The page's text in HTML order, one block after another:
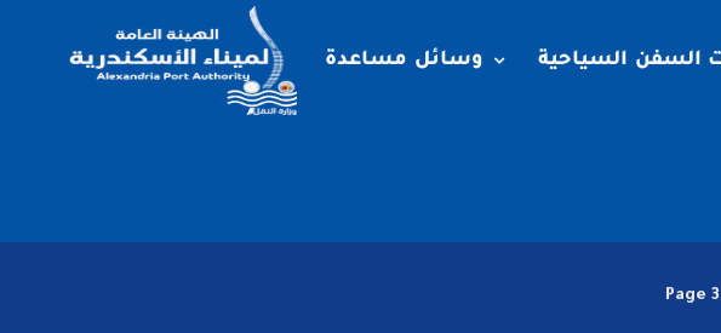
السفن السياحية وسائل مساعدة
Page 3